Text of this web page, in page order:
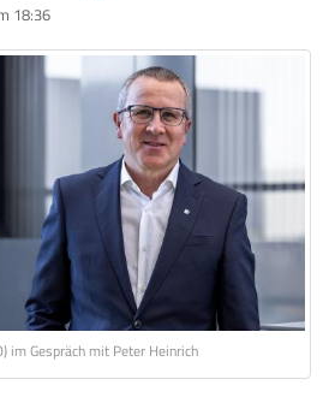
18:36
im Gespräch mit Peter Heinrich